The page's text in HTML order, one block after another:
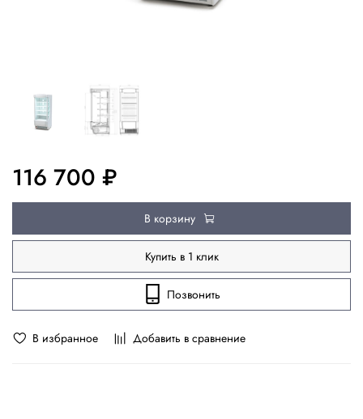
В избранное Добавить в сравнение
116 700 ₽
В корзину
Купить в 1 клик
Позвонить